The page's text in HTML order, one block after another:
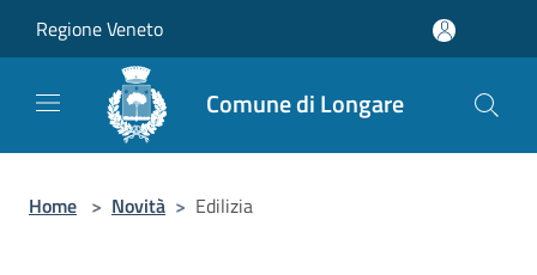
Regione Veneto
Comune di Longare
Home > Novità > Edilizia